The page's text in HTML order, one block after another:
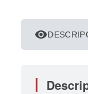
visibility